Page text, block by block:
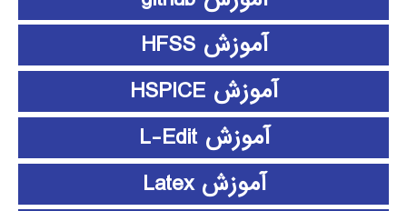
آموزش HFSS
آموزش HSPICE
آموزش L-Edit
آموزش Latex